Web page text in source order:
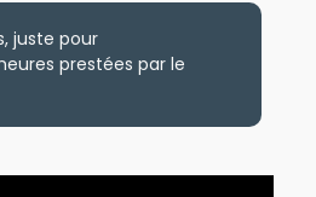
juste pour
prestées par le